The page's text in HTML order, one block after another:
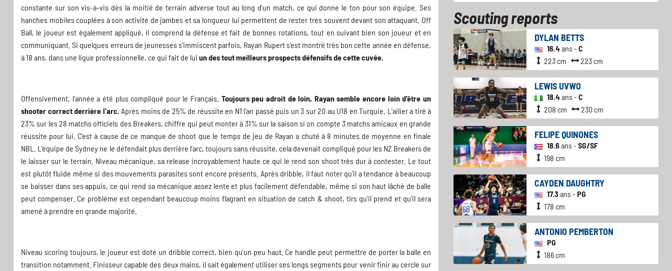
constante sur son vis-à-vis dès la moitié de terrain adverse tout au long d'un match, ce qui donne le ton pour son équipe. Ses
hanches mobiles couplées à son activité de jambes et sa longueur lui permettent de rester très souvent devant son attaquant. Off
Ball, le joueur est également appliqué, il comprend la défense et fait de bonnes rotations, tout en suivant bien son joueur et en
communiquant. Si quelques erreurs de jeunesses s'immiscent parfois, Rayan Rupert s'est montré très bon cette année en défense,
à 18 ans, dans une ligue professionnelle, ce qui fait de lui un des tout meilleurs prospects défensifs de cette cuvée.
Offensivement, l'année a été plus compliqué pour le Français. Toujours peu adroit de loin, Rayan semble encore loin d'être un
shooter correct derrière l'arc. Après moins de 25% de réussite en N1 l'an passé puis un 3 sur 20 au U18 en Turquie. L'ailier a tiré à
23% sur les 28 matchs officiels des Breakers, chiffre qui peut monter à 31% sur la saison si on compte 3 matchs amicaux en grande
réussite pour lui. C'est à cause de ce manque de shoot que le temps de jeu de Rayan a chuté à 8 minutes de moyenne en finale
NBL. L'équipe de Sydney ne le défendait plus derrière l'arc, toujours sans réussite, cela devenait compliqué pour les NZ Breakers de
le laisser sur le terrain. Niveau mécanique, sa release incroyablement haute ce qui le rend son shoot très dur à contester. Le tout
est plutôt fluide même si des mouvements parasites sont encore présents. Après dribble, il faut noter qu'il a tendance à beaucoup
se baisser dans ses appuis, ce qui rend sa mécanique assez lente et plus facilement défendable, même si son haut lâché de balle
peut compenser. Ce problème est cependant beaucoup moins flagrant en situation de catch & shoot, tirs qu'il prend et qu'il sera
amené à prendre en grande majorité.
Niveau scoring toujours, le joueur est doté un dribble correct, bien qu'un peu haut. Ce handle peut permettre de porter la balle en
transition notamment. Finisseur capable des deux mains, il sait également utiliser ses longs segments pour venir finir au cercle sur
Scouting reports
DYLAN BETTS
16.4ans -C
223 cm
223 cm
LEWIS UVWO
18.4ans -C
208 cm
230 cm
FELIPE QUINONES
18.6ans -SG/SF
198 cm
CAYDEN DAUGHTRY
17.3ans -PG
178 cm
ANTONIO PEMBERTON
PG
186 cm